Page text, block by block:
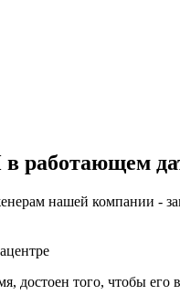
работающем
нашей компании -
достоен того, чтобы его